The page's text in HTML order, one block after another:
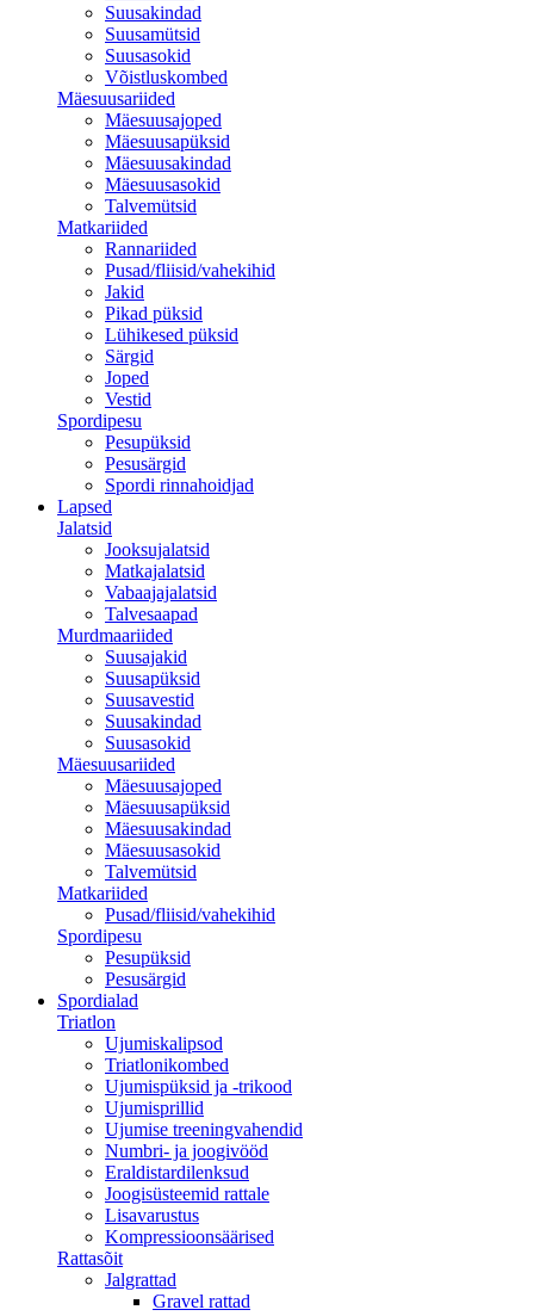
Suusakindad
Suusamütsid
Suusasokid
Võistluskombed
Mäesuusariided
Mäesuusajoped
Mäesuusapüksid
Mäesuusakindad
Mäesuusasokid
Talvemütsid
Matkariided
Rannariided
Pusad/fliisid/vahekihid
Jakid
Pikad püksid
Lühikesed püksid
Särgid
Joped
Vestid
Spordipesu
Pesupüksid
Pesusärgid
Spordi rinnahoidjad
Lapsed
Jalatsid
Jooksujalatsid
Matkajalatsid
Vabaajajalatsid
Talvesaapad
Murdmaariided
Suusajakid
Suusapüksid
Suusavestid
Suusakindad
Suusasokid
Mäesuusariided
Mäesuusajoped
Mäesuusapüksid
Mäesuusakindad
Mäesuusasokid
Talvemütsid
Matkariided
Pusad/fliisid/vahekihid
Spordipesu
Pesupüksid
Pesusärgid
Spordialad
Triatlon
Ujumiskalipsod
Triatlonikombed
Ujumispüksid ja -trikood
Ujumisprillid
Ujumise treeningvahendid
Numbri- ja joogivööd
Eraldistardilenksud
Joogisüsteemid rattale
Lisavarustus
Kompressioonsäärised
Rattasõit
Jalgrattad
Gravel rattad